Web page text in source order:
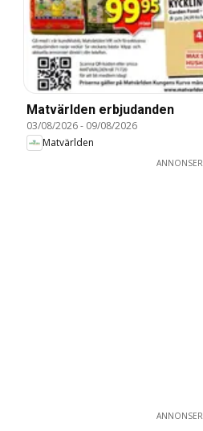
Matvärlden erbjudanden
03/08/2026- 09/08/2026
Matvärlden
ANNONSER
ANNONSER